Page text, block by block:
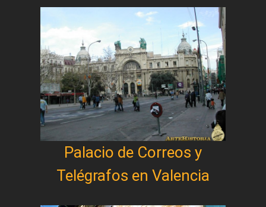
Palacio de Correos y
Telégrafos en Valencia